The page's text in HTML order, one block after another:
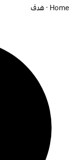
Home · هدف